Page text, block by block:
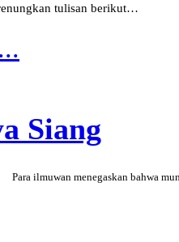
tulisan berikut…
Siang
Para ilmuwan menegaskan bahwa